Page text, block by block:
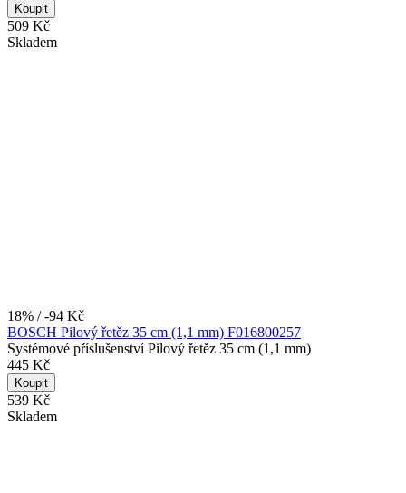
Koupit
509 Kč
Skladem
18% / -94 Kč
BOSCH Pilový řetěz 35 cm (1,1 mm) F016800257
Systémové příslušenství Pilový řetěz 35 cm (1,1 mm)
445 Kč
Koupit
539 Kč
Skladem